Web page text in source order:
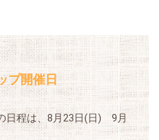
プ開催日
日程は、8月23日(日) 9月